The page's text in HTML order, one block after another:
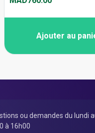
Ajouter au
ou demandes du lundi
à 16h00